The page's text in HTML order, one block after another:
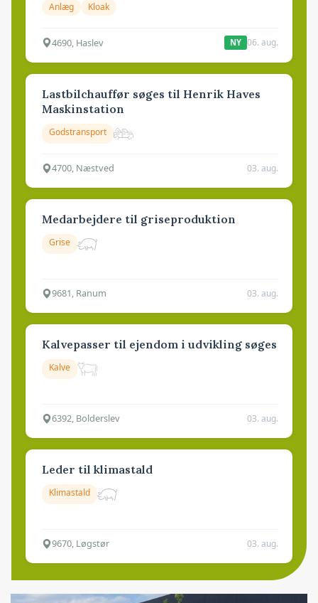
Anlæg Kloak
4690, Haslev NY 06. aug.
Lastbilchauffør søges til Henrik Haves
Maskinstation
Godstransport
4700, Næstved 03. aug.
Medarbejdere til griseproduktion
Grise
9681, Ranum 03. aug.
Kalvepasser til ejendom i udvikling søges
Kalve
6392, Bolderslev 03. aug.
Leder til klimastald
Klimastald
9670, Løgstør 03. aug.